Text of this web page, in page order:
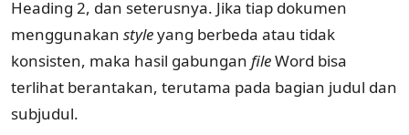
Heading 2, dan seterusnya. Jika tiap dokumen
menggunakan styleyang berbeda atau tidak
konsisten, maka hasil gabungan fileWord bisa
terlihat berantakan, terutama pada bagian judul dan
subjudul.